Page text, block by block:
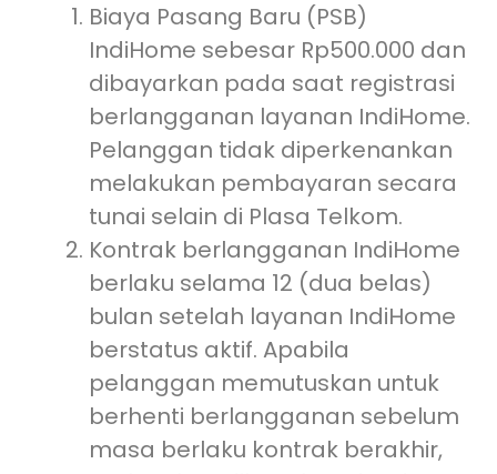
Biaya Pasang Baru (PSB)
IndiHome sebesar Rp500.000 dan
dibayarkan pada saat registrasi
berlangganan layanan IndiHome.
Pelanggan tidak diperkenankan
melakukan pembayaran secara
tunai selain di Plasa Telkom.
Kontrak berlangganan IndiHome
berlaku selama 12 (dua belas)
bulan setelah layanan IndiHome
berstatus aktif. Apabila
pelanggan memutuskan untuk
berhenti berlangganan sebelum
masa berlaku kontrak berakhir,